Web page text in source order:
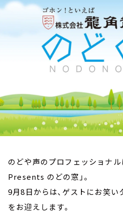
お知らせ
イベント・グッズ
YouTube
会社情報
のどや声のプロフェッショナ
Presents のどの窓」。
9月8日からは、ゲストにお笑い
をお迎えします。